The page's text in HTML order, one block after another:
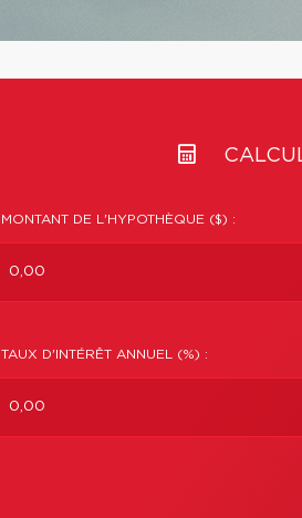
MONTANT DE L'HYPOTHÈQUE ($) :
TAUX D'INTÉRÊT ANNUEL (%) :